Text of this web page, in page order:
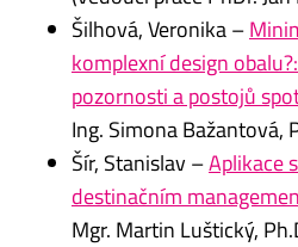
Šilhová, Veronika –
komplexní design
pozornosti a postojů
Ing. Simona Bažantová,
Šír, Stanislav –Aplikace
destinačním
Mgr. Martin Luštický,